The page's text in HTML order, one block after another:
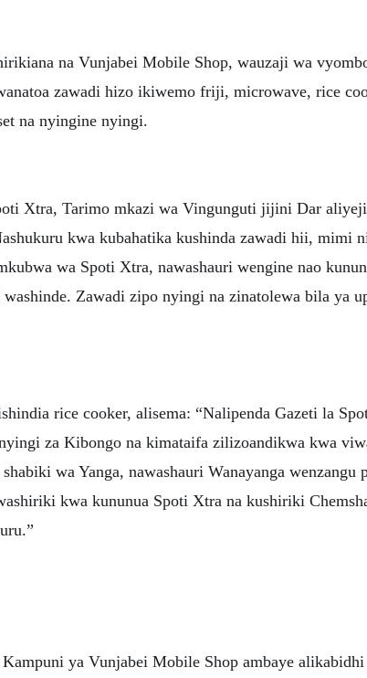
na Vunjabei Mobile Shop, wauzaji wa
zawadi hizo ikiwemo friji, microwave, rice
na nyingine nyingi.
Xtra, Tarimo mkazi wa Vingunguti jijini Dar
kwa kubahatika kushinda zawadi hii, mimi
wa Spoti Xtra, nawashauri wengine nao
Zawadi zipo nyingi na zinatolewa bila ya
rice cooker, alisema: “Nalipenda Gazeti la
za Kibongo na kimataifa zilizoandikwa kwa
wa Yanga, nawashauri Wanayanga wenzangu
kwa kununua Spoti Xtra na kushiriki
ya Vunjabei Mobile Shop ambaye